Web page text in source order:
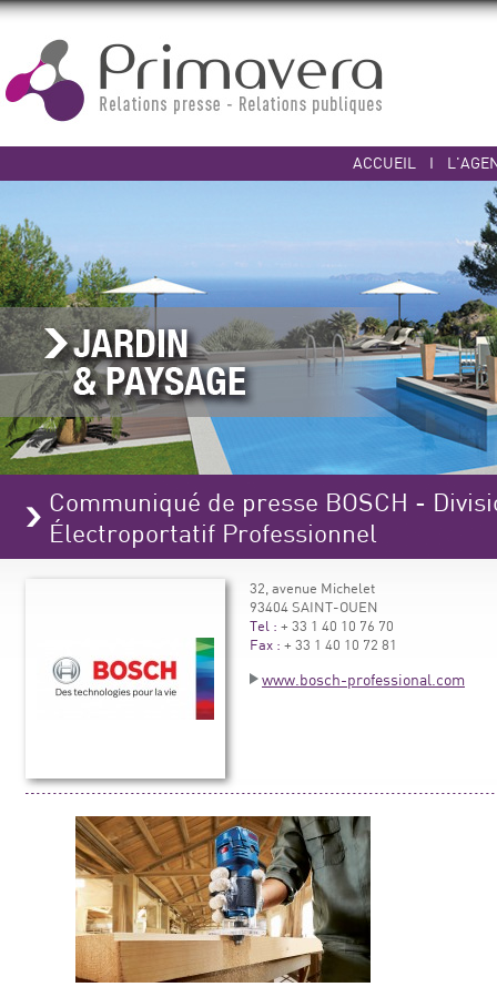
ACCUEIL I
Communiqué de presse BOSCH -
Électroportatif Professionnel
32, avenue Michelet
93404 SAINT-OUEN
Tel : + 33 1 40 10 76 70
Fax : + 33 1 40 10 72 81
www.bosch-professional.com